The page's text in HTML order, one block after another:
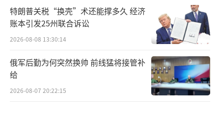
特朗普关税“换壳”术还能撑多久 经济
账本引发25州联合诉讼
2026-08-08 13:30:14
俄军后勤为何突然换帅 前线猛将接管补
给
2026-08-07 20:22:15